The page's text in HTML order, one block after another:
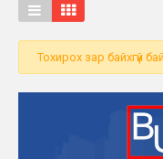
Тохирох зар байхгүй